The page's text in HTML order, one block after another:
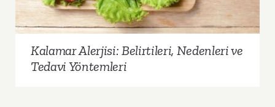
Kalamar Alerjisi: Belirtileri, Nedenleri ve
Tedavi Yöntemleri